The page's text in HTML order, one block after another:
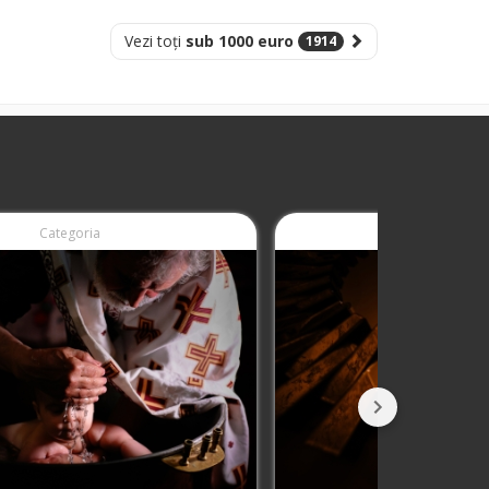
Vezi toți sub 1000 euro 1914
Categoria